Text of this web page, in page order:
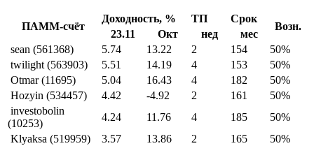
ПАММ-счёт
Доходность, % ТП Срок
Возн.
23.11 Окт нед
мес
sean (561368)
5.74 13.22 2 154
50%
twilight (563903)
5.51 14.19 4 153
50%
Otmar (11695)
5.04 16.43 4 182
50%
Hozyin (534457)
4.42 -4.92 2 161
50%
investobolin
(10253)
4.24 11.76 4 185
50%
Klyaksa (519959)
3.57 13.86 2 165
50%